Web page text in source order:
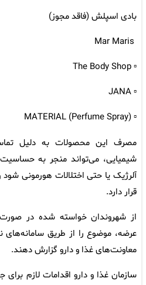
بادی اسپلش (فاقد مجوز)
▫️ The Body Shop
▫️ JANA
▫️ MATERIAL (Perfume Spray)
مصرف این محصولات به دلیل
شیمیایی، می‌تواند منجر به
آلرژیک یا حتی اختلالات هورمونی
قرار دارد.
از شهروندان خواسته شده در
عرضه، موضوع را از طریق سامانه‌های
معاونت‌های غذا و دارو گزارش دهند.
سازمان غذا و دارو اقدامات لازم برای